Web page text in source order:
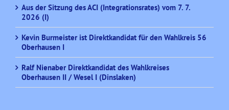
Aus der Sitzung des ACI (Integrationsrates) vom 7. 7.
2026 (I)
Kevin Burmeister ist Direktkandidat für den Wahlkreis 56
Oberhausen I
Ralf Nienaber Direktkandidat des Wahlkreises
Oberhausen II / Wesel I (Dinslaken)